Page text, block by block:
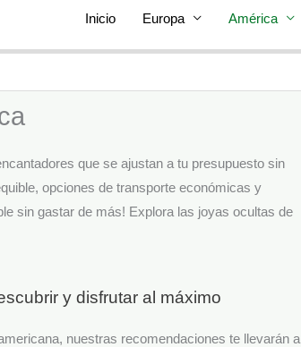
Inicio Europa América
que se ajustan a tu presupuesto sin
opciones de transporte económicas y
sin gastar de más! Explora las joyas ocultas de
y disfrutar al máximo
nuestras recomendaciones te llevarán a